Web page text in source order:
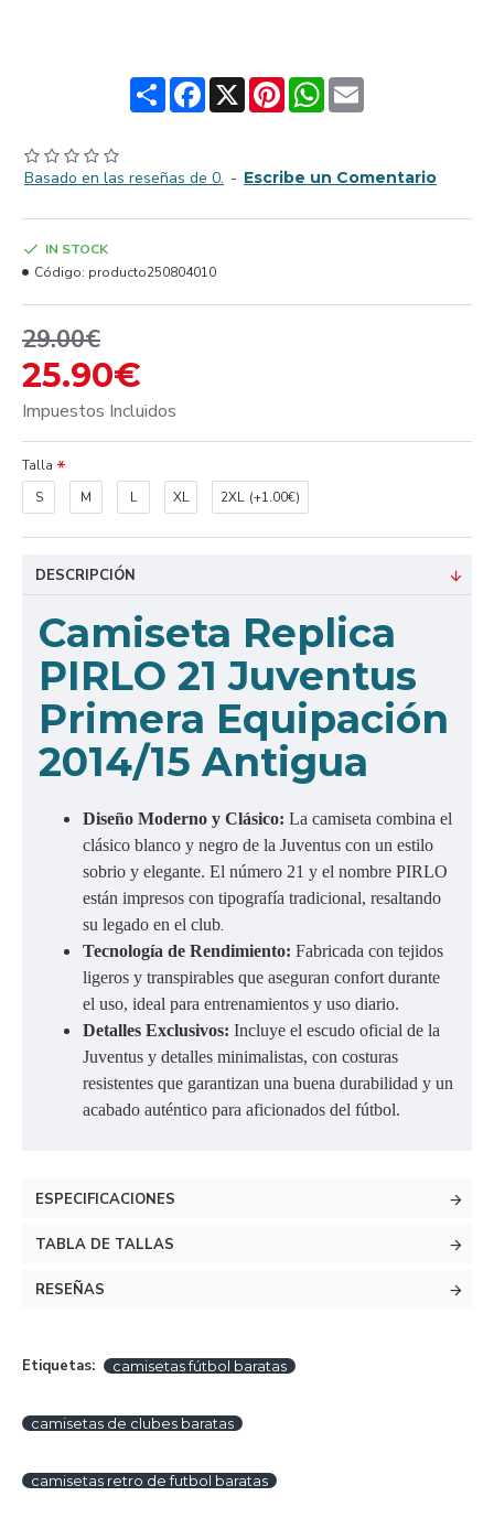
ShareFacebook
X PinterestWhatsApp
Email
Basado en las reseñas de 0. - Escribe un Comentario
25.90€
29.00€
Impuestos Incluidos
IN STOCK
Código: producto250804010
Talla
S
M L XL 2XL (+1.00€)
DESCRIPCIÓN
Camiseta Replica
PIRLO 21 Juventus
Primera Equipación
2014/15 Antigua
Diseño Moderno y Clásico: La camiseta combina el
clásico blanco y negro de la Juventus con un estilo
sobrio y elegante. El número 21 y el nombre PIRLO
están impresos con tipografía tradicional, resaltando
su legado en el club.
Tecnología de Rendimiento: Fabricada con tejidos
ligeros y transpirables que aseguran confort durante
el uso, ideal para entrenamientos y uso diario.
Detalles Exclusivos: Incluye el escudo oficial de la
Juventus y detalles minimalistas, con costuras
resistentes que garantizan una buena durabilidad y un
acabado auténtico para aficionados del fútbol.
ESPECIFICACIONES
TABLA DE TALLAS
RESEÑAS
Etiquetas: camisetas fútbol baratas
camisetas de clubes baratas
camisetas retro de futbol baratas